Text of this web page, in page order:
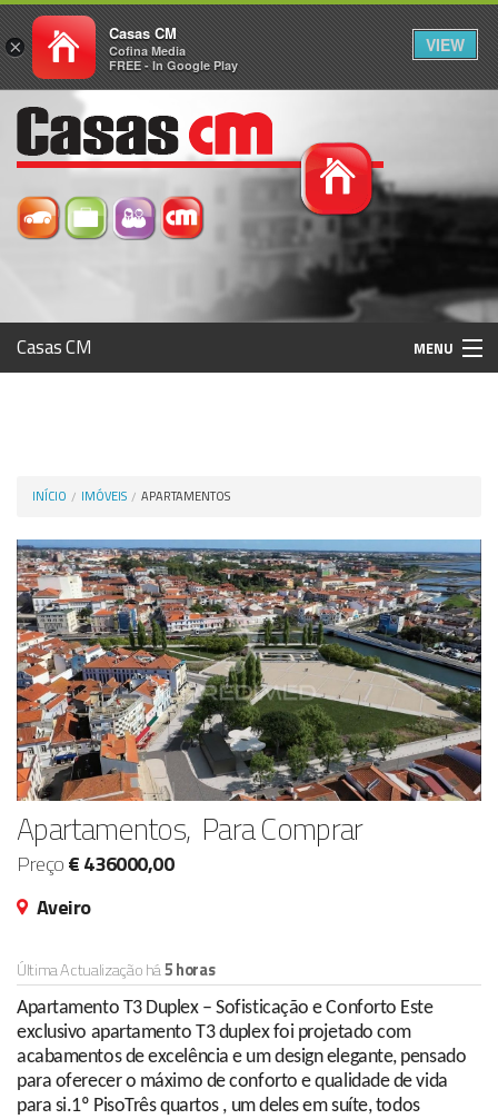
Casas CM MENU
INÍCIO IMÓVEIS APARTAMENTOS
Apartamentos, Para Comprar
Preço€ 436000,00
Aveiro
Última Actualização há5 horas
Apartamento T3 Duplex – Sofisticação e Conforto Este
exclusivo apartamento T3 duplex foi projetado com
acabamentos de excelência e um design elegante, pensado
para oferecer o máximo de conforto e qualidade de vida
para si.1º PisoTrês quartos , um deles em suíte, todos
×
Casas CM
Cofina Media
FREE - In Google Play
VIEW